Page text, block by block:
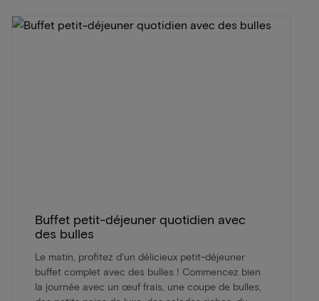
Buffet petit-déjeuner quotidien avec
des bulles
Le matin, profitez d'un délicieux petit-déjeuner
buffet complet avec des bulles ! Commencez bien
la journée avec un œuf frais, une coupe de bulles,